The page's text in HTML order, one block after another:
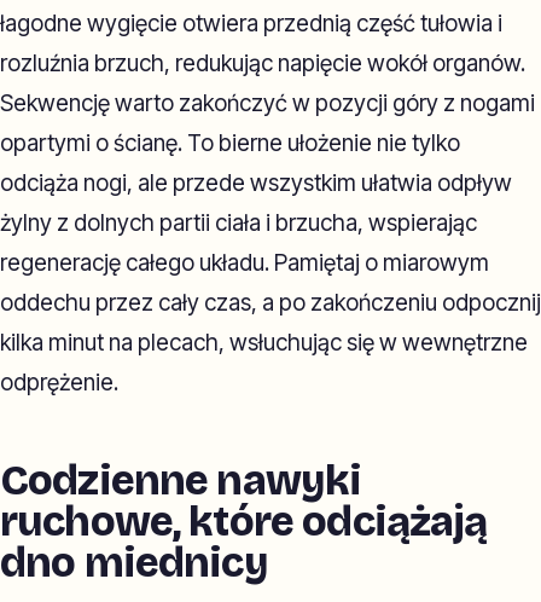
łagodne wygięcie otwiera przednią część tułowia i
rozluźnia brzuch, redukując napięcie wokół organów.
Sekwencję warto zakończyć w pozycji góry z nogami
opartymi o ścianę. To bierne ułożenie nie tylko
odciąża nogi, ale przede wszystkim ułatwia odpływ
żylny z dolnych partii ciała i brzucha, wspierając
regenerację całego układu. Pamiętaj o miarowym
oddechu przez cały czas, a po zakończeniu odpocznij
kilka minut na plecach, wsłuchując się w wewnętrzne
odprężenie.
Codzienne nawyki
ruchowe, które odciążają
dno miednicy